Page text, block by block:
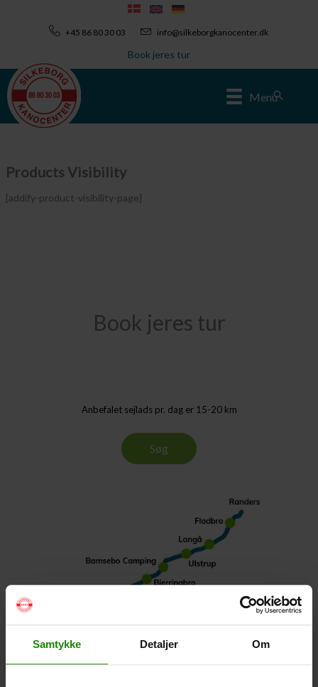
Samtykke Detaljer Om
+45 86 80 30 03 info@silkeborgkanocenter.dk
Book jeres tur
Menu
Products Visibility
[addify-product-visibility-page]
Book jeres tur
Anbefalet sejlads pr. dag er 15-20 km
Søg